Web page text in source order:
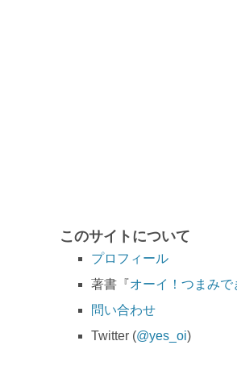
このサイトについて
プロフィール
著書『オーイ！つまみで
問い合わせ
Twitter (@yes_oi)